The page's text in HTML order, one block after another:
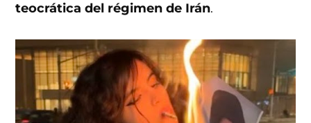
teocrática del régimen de Irán.